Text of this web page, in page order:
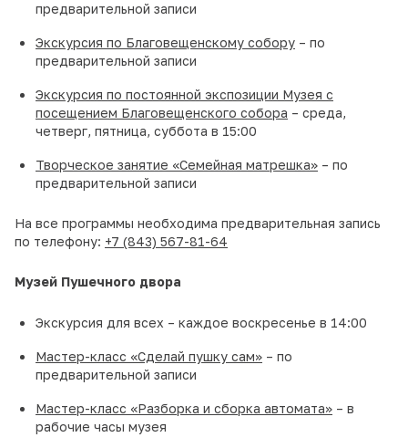
предварительной записи
Экскурсия по Благовещенскому собору – по
предварительной записи
Экскурсия по постоянной экспозиции Музея с
посещением Благовещенского собора – среда,
четверг, пятница, суббота в 15:00
Творческое занятие «Семейная матрешка» – по
предварительной записи
На все программы необходима предварительная запись
по телефону: +7 (843) 567-81-64
Музей Пушечного двора
Экскурсия для всех – каждое воскресенье в 14:00
Мастер-класс «Сделай пушку сам» – по
предварительной записи
Мастер-класс «Разборка и сборка автомата» – в
рабочие часы музея